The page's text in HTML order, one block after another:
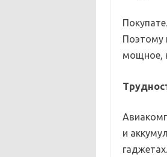
Поэтому
мощное,
и